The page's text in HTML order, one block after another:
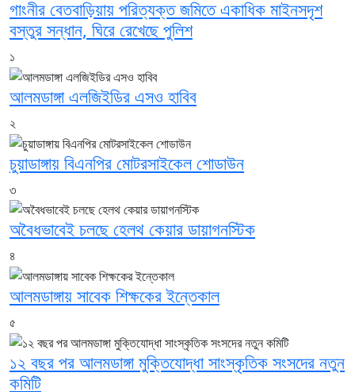
গাংনীর বেতবাড়িয়ায় পরিত্যক্ত জমিতে একাধিক মাইনসদৃশ
বস্তুর সন্ধান, ঘিরে রেখেছে পুলিশ
১
আলমডাঙ্গা এলজিইডির এসও হাবিব
২
চুয়াডাঙ্গায় বিএনপির মোটরসাইকেল শোডাউন
৩
অবৈধভাবেই চলছে হেলথ কেয়ার ডায়াগনস্টিক
৪
আলমডাঙ্গায় সাবেক শিক্ষকের ইন্তেকাল
৫
১২ বছর পর আলমডাঙ্গা মুক্তিযোদ্ধা সাংস্কৃতিক সংসদের নতুন
কমিটি